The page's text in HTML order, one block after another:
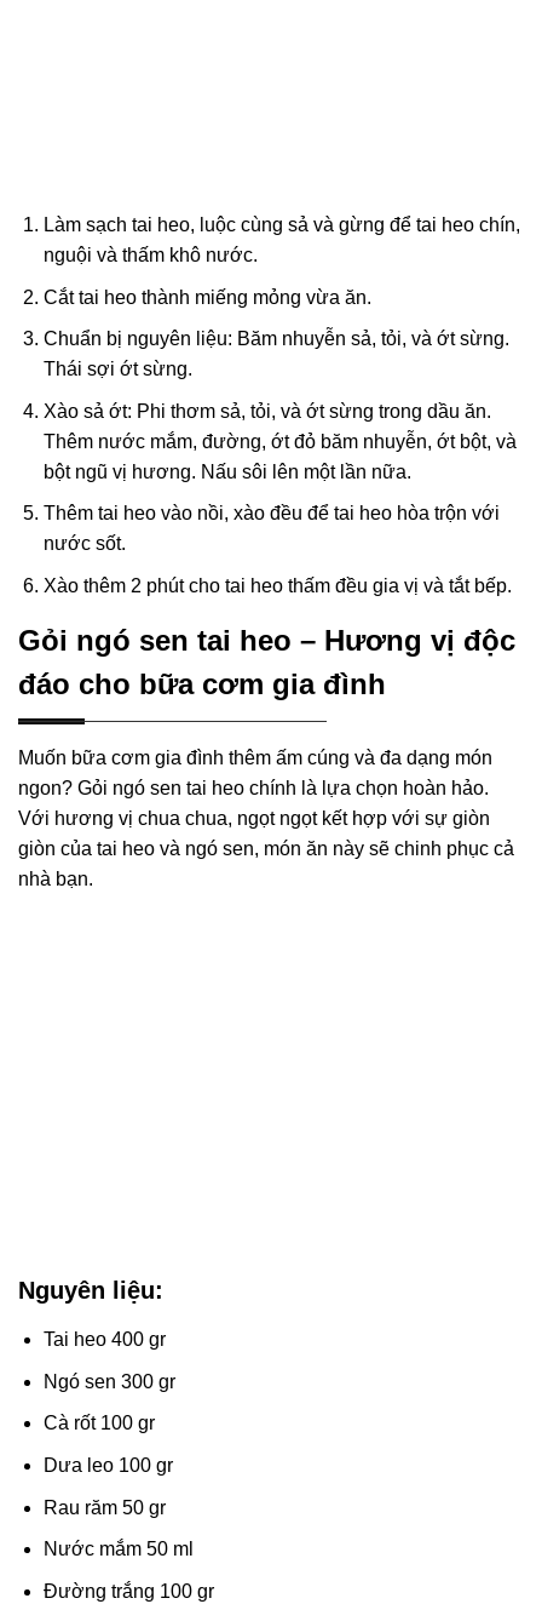
Làm sạch tai heo, luộc cùng sả và gừng để tai heo chín,
nguội và thấm khô nước.
Cắt tai heo thành miếng mỏng vừa ăn.
Chuẩn bị nguyên liệu: Băm nhuyễn sả, tỏi, và ớt sừng.
Thái sợi ớt sừng.
Xào sả ớt: Phi thơm sả, tỏi, và ớt sừng trong dầu ăn.
Thêm nước mắm, đường, ớt đỏ băm nhuyễn, ớt bột, và
bột ngũ vị hương. Nấu sôi lên một lần nữa.
Thêm tai heo vào nồi, xào đều để tai heo hòa trộn với
nước sốt.
Xào thêm 2 phút cho tai heo thấm đều gia vị và tắt bếp.
Gỏi ngó sen tai heo – Hương vị độc
đáo cho bữa cơm gia đình
Muốn bữa cơm gia đình thêm ấm cúng và đa dạng món
ngon? Gỏi ngó sen tai heo chính là lựa chọn hoàn hảo.
Với hương vị chua chua, ngọt ngọt kết hợp với sự giòn
giòn của tai heo và ngó sen, món ăn này sẽ chinh phục cả
nhà bạn.
Nguyên liệu:
Tai heo 400 gr
Ngó sen 300 gr
Cà rốt 100 gr
Dưa leo 100 gr
Rau răm 50 gr
Nước mắm 50 ml
Đường trắng 100 gr